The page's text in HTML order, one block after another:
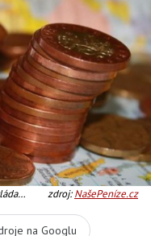
zdroj:NašePeníze.cz
na Googlu